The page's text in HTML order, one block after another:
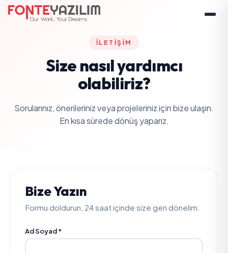
İLETIŞIM
Size nasıl yardımcı
olabiliriz?
Sorularınız, önerileriniz veya projeleriniz için bize ulaşın.
En kısa sürede dönüş yaparız.
Bize Yazın
Formu doldurun, 24 saat içinde size geri dönelim.
Ad Soyad *